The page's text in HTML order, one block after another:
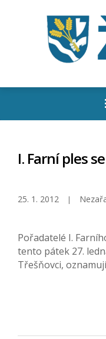
I. Farní ples
25. 1. 2012
Pořadatelé I.
tento pátek 27.
Třešňovci,